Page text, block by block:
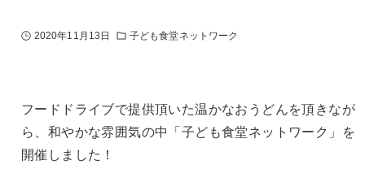
2020年11月13日 子ども食堂ネットワーク
フードドライブで提供頂いた温かなおうどんを頂きなが
ら、 和やかな雰囲気の中「子ども食堂ネットワーク」を
開催しました！